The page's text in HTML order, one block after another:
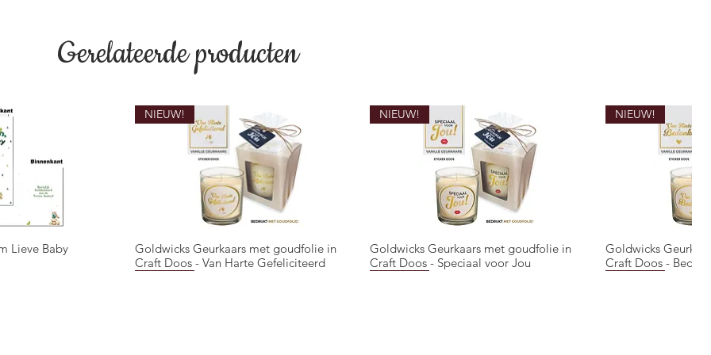
Gerelateerde producten
Lieve Baby Snel overzicht
NIEUW!
Goldwicks Geurkaars met goudfolie in
Craft Doos - Van Harte Gefeliciteerd
Snel overzicht
NIEUW!
Goldwicks Geurkaars met goudfolie in
Craft Doos - Speciaal voor Jou
Snel
NIEUW!
Goldwicks
Craft Doos -